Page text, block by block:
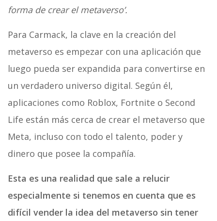
forma de crear el metaverso’.
Para Carmack, la clave en la creación del
metaverso es empezar con una aplicación que
luego pueda ser expandida para convertirse en
un verdadero universo digital. Según él,
aplicaciones como Roblox, Fortnite o Second
Life están más cerca de crear el metaverso que
Meta, incluso con todo el talento, poder y
dinero que posee la compañía.
Esta es una realidad que sale a relucir
especialmente si tenemos en cuenta que es
difícil vender la idea del metaverso sin tener